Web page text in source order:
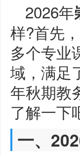
2026年
样?首先
多个专业
域，满足
年秋期教
了解一下
一、